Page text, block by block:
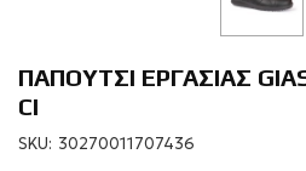
ΠΑΠΟΥΤΣΙ ΕΡΓΑΣΙΑΣ
CI
SKU: 30270011707436